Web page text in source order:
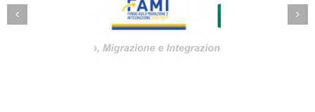
l’esito delle
Aperte 3 nuove procedure